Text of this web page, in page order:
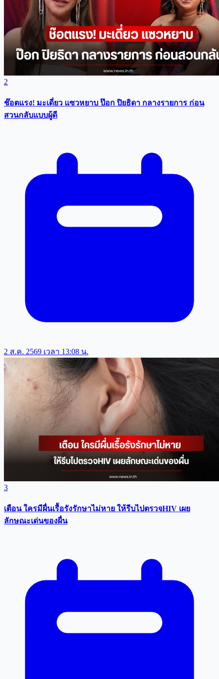
2
ช๊อตแรง! มะเดี่ยว แซวหยาบ ป๊อก ปิยธิดา กลางรายการ ก่อน
สวนกลับแบบผู้ดี
2 ส.ค. 2569 เวลา 13:08 น.
3
เตือน ใครมีผื่นเรื้อรังรักษาไม่หาย ให้รีบไปตรวจHIV เผย
ลักษณะเด่นของผื่น